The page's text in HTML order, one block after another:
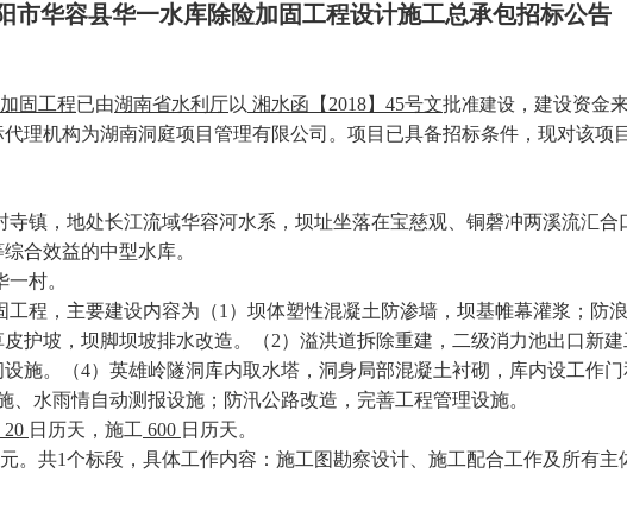
市华容县华一水库除险加固工程设计施工总承包招标公告
固工程已由湖南省水利厅以 湘水函【 2018】 45号文批准建设 ，建设资金
理机构为湖南洞庭项目管理有限公司。项目已具备招标条件，现对该项
寺镇，地处长江流域华容河水系，坝址坐落在宝慈观、铜磬冲两溪流汇合
合效益的中型水库。
村。
工程，主要建设内容为（1 ）坝体塑性混凝土防渗墙，坝基帷幕灌浆；防
护坡，坝脚坝坡排水改造。（2）溢洪道拆除重建，二级消力池出口新
施。（4）英雄岭隧洞库内取水塔，洞身局部混凝土衬砌，库内设工作
、水雨情自动测报设施；防汛公路改造，完善工程管理设施。
20 日历天，施工 600 日历天。
。共1个标段，具体工作内容： 施工图勘察设计、施工配合工作及所有